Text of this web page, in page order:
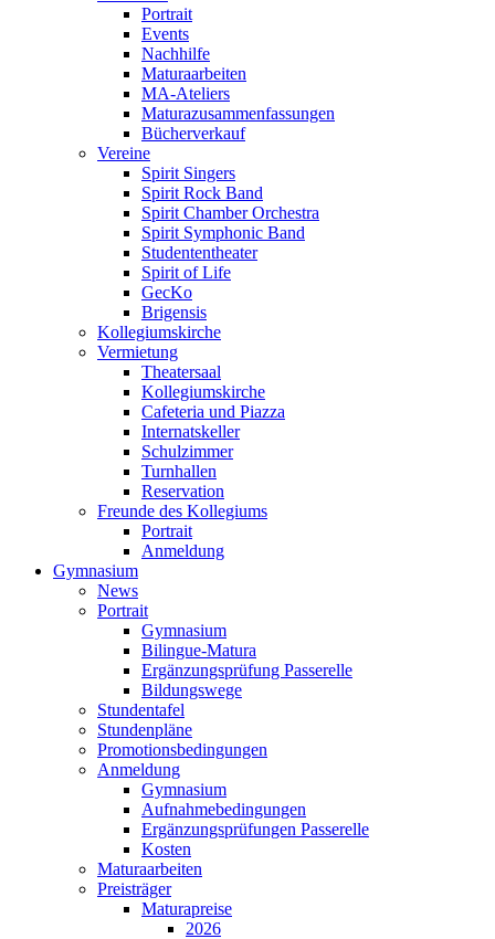
Portrait
Events
Nachhilfe
Maturaarbeiten
MA-Ateliers
Maturazusammenfassungen
Bücherverkauf
Vereine
Spirit Singers
Spirit Rock Band
Spirit Chamber Orchestra
Spirit Symphonic Band
Studententheater
Spirit of Life
GecKo
Brigensis
Kollegiumskirche
Vermietung
Theatersaal
Kollegiumskirche
Cafeteria und Piazza
Internatskeller
Schulzimmer
Turnhallen
Reservation
Freunde des Kollegiums
Portrait
Anmeldung
Gymnasium
News
Portrait
Gymnasium
Bilingue-Matura
Ergänzungsprüfung Passerelle
Bildungswege
Stundentafel
Stundenpläne
Promotionsbedingungen
Anmeldung
Gymnasium
Aufnahmebedingungen
Ergänzungsprüfungen Passerelle
Kosten
Maturaarbeiten
Preisträger
Maturapreise
2026